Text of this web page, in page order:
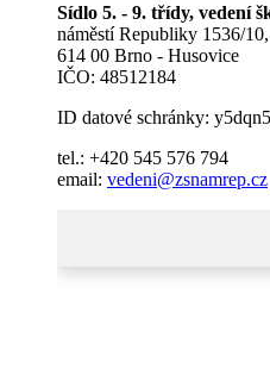
Sídlo 5. - 9. třídy, vedení
náměstí Republiky 1536/10,
614 00 Brno - Husovice
IČO: 48512184
ID datové schránky:
tel.: +420 545 576 794
email: vedeni@zsnamrep.cz